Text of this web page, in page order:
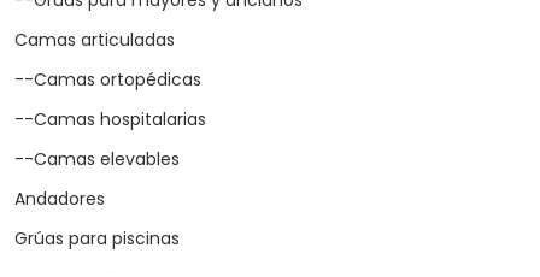
Camas articuladas
--Camas ortopédicas
--Camas hospitalarias
--Camas elevables
Andadores
Grúas para piscinas